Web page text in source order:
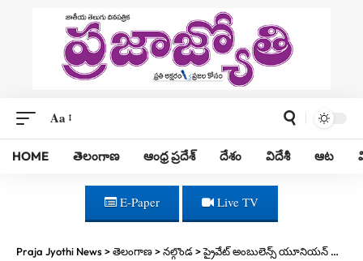
Aa
HOME తెలంగాణ ఆంధ్ర ప్రదేశ్ దేశం విదేశీ ఆట
E-Paper Live TV
Praja Jyothi News>తెలంగాణ>నల్గొండ>ప్రైవేట్ అంబులెన్స్ యూనియన్ నూతన కమిటీ ఎన్నిక